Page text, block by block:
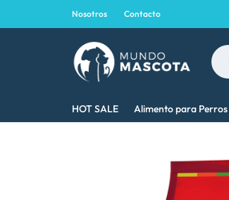
Nosotros Contacto
MASCOTA
MEJOR
HOT SALE Alimento para Perros